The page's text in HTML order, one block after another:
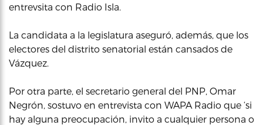
entrevsita con Radio Isla.
La candidata a la legislatura aseguró, además, que los
electores del distrito senatorial están cansados de
Vázquez.
Por otra parte, el secretario general del PNP, Omar
Negrón, sostuvo en entrevista con WAPA Radio que ‘si
hay alguna preocupación, invito a cualquier persona o